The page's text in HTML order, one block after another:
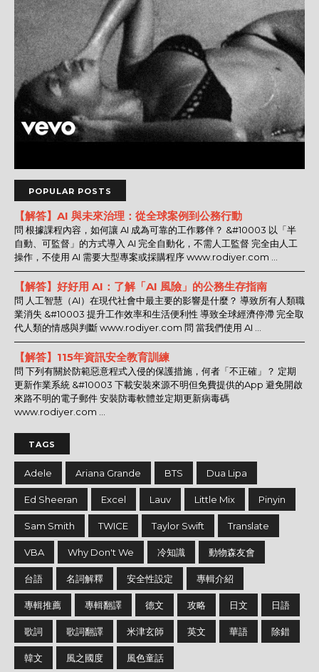
POPULAR POSTS
【解答】AI 與未來治理：從全球案例到公務行動
問 根據課程內容，如何讓 AI 成為可靠的工作夥伴？ &#10003 以「半
自動、可監督」的方式導入 AI 完全自動化，不需人工監督 完全由人工
操作，不使用 AI 需要大型專案或採購程序 www.rodiyer.com ...
【解答】好好用 AI：了解「AI 風險」的公務生存指南
問 人工智慧（AI）在現代社會中最主要的影響是什麼？ 導致所有人類職
業消失 &#10003 提升工作效率和生活便利性 導致全球經濟停滯 完全取
代人類的情感與判斷 www.rodiyer.com 問 當我們使用 AI ...
【解答】115年資訊安全教育訓練
問 下列有關於防範惡意程式入侵的保護措施，何者「不正確」？ 定期
更新作業系統 &#10003 下載安裝來源不明但免費提供的App 避免開啟
來路不明的電子郵件 安裝防毒軟體並定期更新病毒碼
www.rodiyer.com ...
TAGS
Adele Ariana Grande BTS Dua Lipa
Ed Sheeran Excel Lauv Little Mix Pinyin
Sam Smith TWICE Taylor Swift Translate
VBA Why Don't We 冷知識 動物森友會
台語 名詞解釋 安全性設定 專輯介紹
專輯推薦 專輯翻譯 德文 攻略 日文 日語
歌詞 歌詞翻譯 米津玄師 英文 華語 除錯
韓文 風之國度 風色童話